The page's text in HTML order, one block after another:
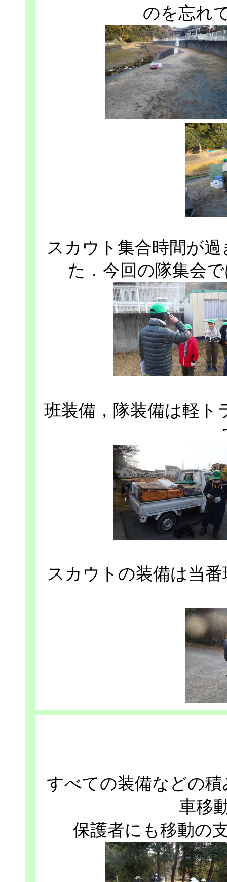
のを忘れ
スカウト集合時間が
た．今回の隊集会
班装備，隊装備は軽ト
スカウトの装備は当
すべての装備などの
車移
保護者にも移動の